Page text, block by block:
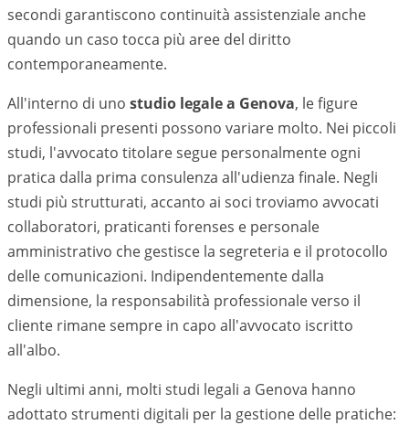
secondi garantiscono continuità assistenziale anche
quando un caso tocca più aree del diritto
contemporaneamente.
All'interno di uno studio legale a Genova, le figure
professionali presenti possono variare molto. Nei piccoli
studi, l'avvocato titolare segue personalmente ogni
pratica dalla prima consulenza all'udienza finale. Negli
studi più strutturati, accanto ai soci troviamo avvocati
collaboratori, praticanti forenses e personale
amministrativo che gestisce la segreteria e il protocollo
delle comunicazioni. Indipendentemente dalla
dimensione, la responsabilità professionale verso il
cliente rimane sempre in capo all'avvocato iscritto
all'albo.
Negli ultimi anni, molti studi legali a Genova hanno
adottato strumenti digitali per la gestione delle pratiche: